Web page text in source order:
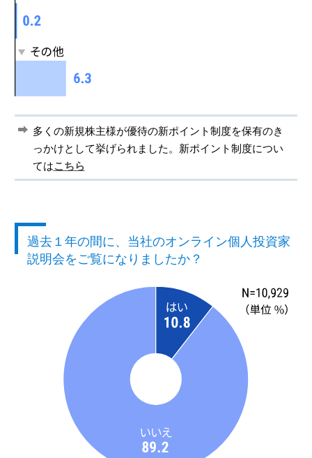
多くの新規株主様が優待の新ポイント制度を保有のき
っかけとして挙げられました。新ポイント制度につい
てはこちら
過去１年の間に、当社のオンライン個人投資家
説明会をご覧になりましたか？